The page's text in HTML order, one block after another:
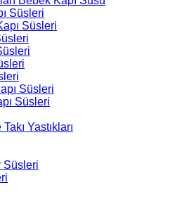
Süsleri
Süsleri
Süsleri
Süsleri
Yastıkları
Süsleri